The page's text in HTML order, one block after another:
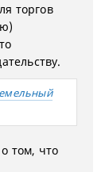
торгов
том, что